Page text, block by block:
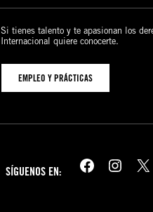
Si tienes talento y te apasionan los
Internacional quiere conocerte.
EMPLEO Y PRÁCTICAS
SÍGUENOS EN: Facebook Instagram X